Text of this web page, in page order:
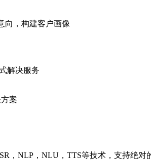
向，构建客户画像
解决服务
案
，NLP，NLU，TTS等技术，支持绝对